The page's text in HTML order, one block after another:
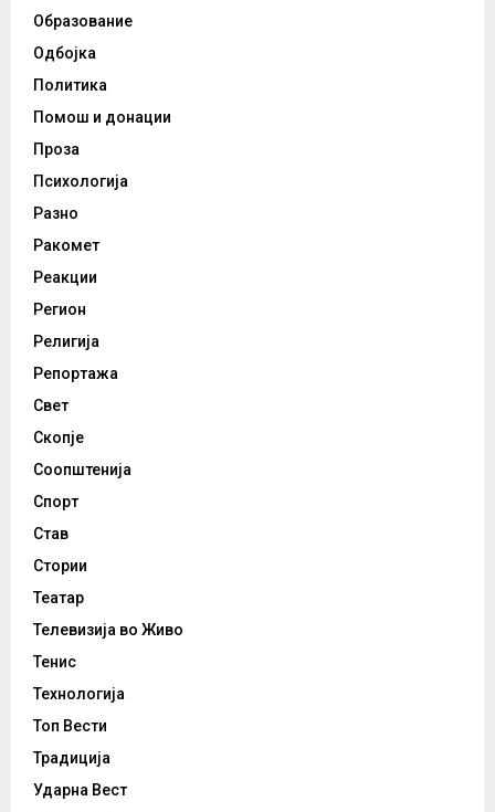
Образование
Одбојка
Политика
Помош и донации
Проза
Психологија
Разно
Ракомет
Реакции
Регион
Религија
Репортажа
Свет
Скопје
Соопштенија
Спорт
Став
Стории
Театар
Телевизија во Живо
Тенис
Технологија
Топ Вести
Традиција
Ударна Вест